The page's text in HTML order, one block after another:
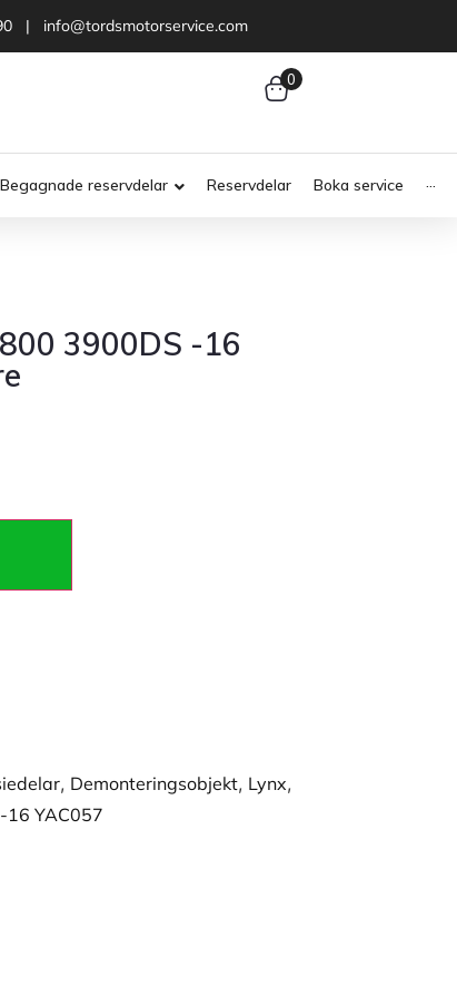
| info@tordsmotorservice.com
0
Begagnade reservdelar Reservdelar Boka service ···
3900DS -16
, Demonteringsobjekt, Lynx,
16 YAC057